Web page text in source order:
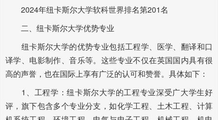
2024年纽卡斯尔大学软科世界排名第201名
二、纽卡斯尔大学优势专业
纽卡斯尔大学的优势专业包括工程学、医学、翻译和口
译学、电影制作、音乐等。这些专业不仅在英国国内具有很
高的声誉，也在国际上享有广泛的认可和赞誉。具体如下：
1、工程学：纽卡斯尔大学的工程专业深受广大学生好
评，旗下包含多个专业分支，如化学工程、土木工程、计算